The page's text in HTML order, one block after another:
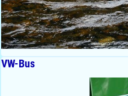
VW-Bus